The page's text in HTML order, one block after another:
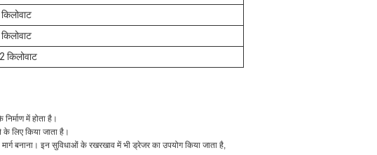
किलोवाट
में होता है।
लिए किया जाता है।
बनाना। इन सुविधाओं के रखरखाव में भी ड्रेजर का उपयोग किया जाता है,